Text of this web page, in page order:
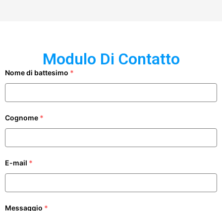
Modulo Di Contatto
Nome di battesimo *
Cognome *
E-mail *
Messaggio *